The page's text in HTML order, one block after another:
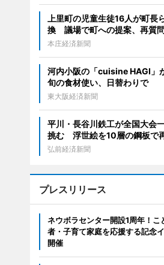
上里町の児童生徒16人が町長
換 議場で町への提案、再質
本庄経済新聞
河内小阪の「cuisine HAGI」
旬の食材使い、日替わりで
東大阪経済新聞
平川・長谷川鉄工が全国大会
挑む 浮世絵を10層の鋼板で
弘前経済新聞
プレスリリース
ネウボラセンター開設1周年！こ
者・子育て家庭を応援する記念
開催